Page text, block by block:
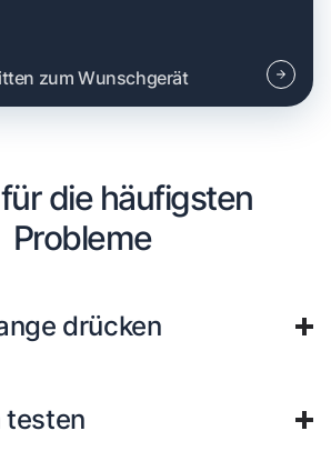
zum Wunschgerät
die häufigsten
Probleme
drücken
testen